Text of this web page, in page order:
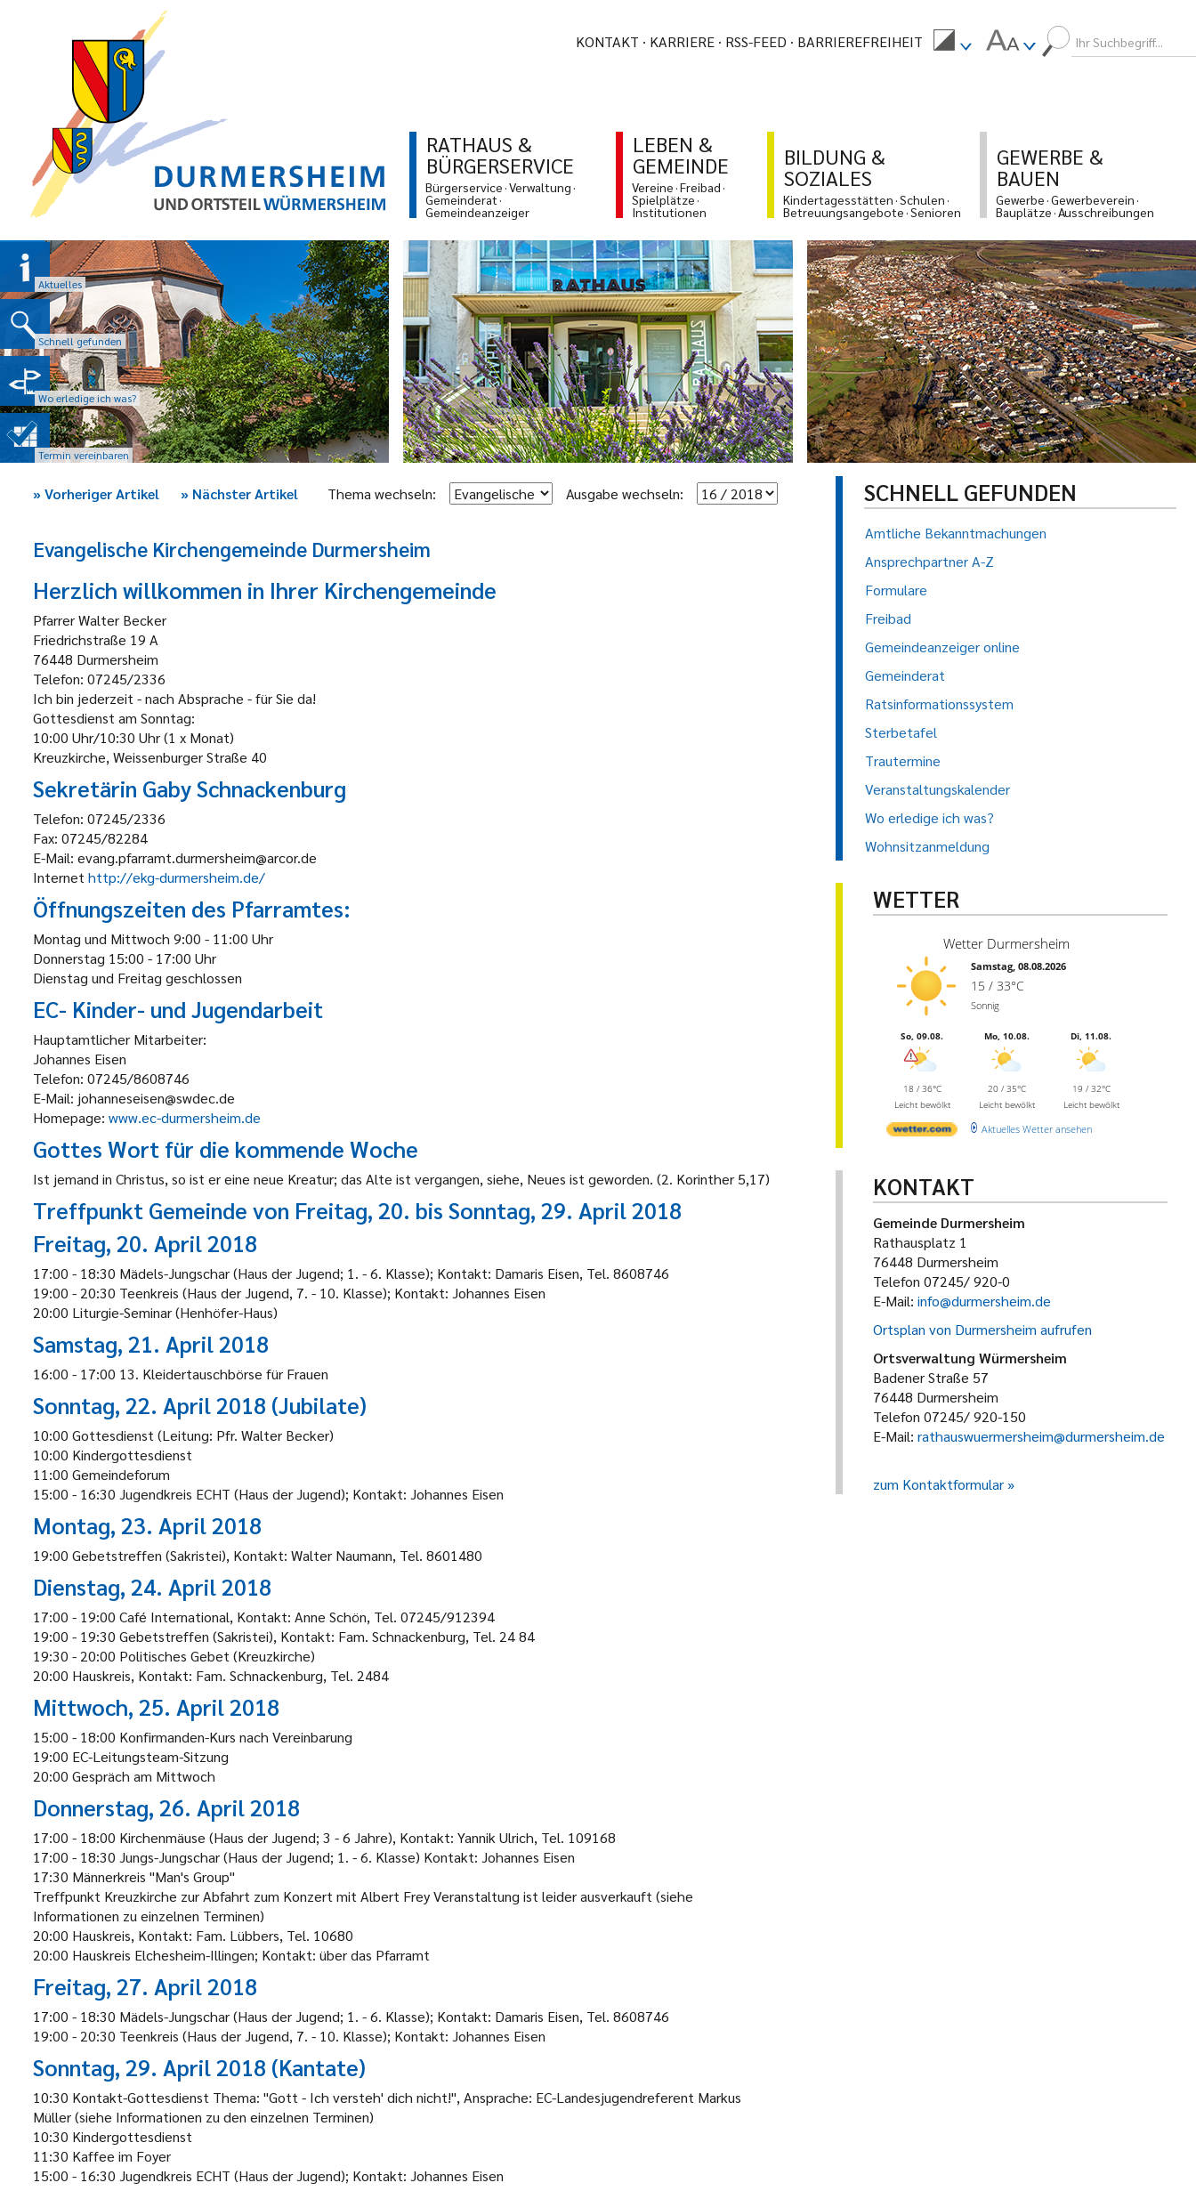
KONTAKT KARRIERE RSS-FEED BARRIEREFREIHEIT
RATHAUS &
BÜRGERSERVICE
Bürgerservice Verwaltung
Gemeinderat
Gemeindeanzeiger
LEBEN &
GEMEINDE
Vereine Freibad
Spielplätze
Institutionen
BILDUNG &
SOZIALES
Kindertagesstätten Schulen
Betreuungsangebote Senioren
GEWERBE &
BAUEN
Gewerbe Gewerbeverein
Bauplätze Ausschreibungen
Aktuelles
Schnell gefunden
Wo erledige ich was?
Termin vereinbaren
»Vorheriger Artikel » Nächster Artikel Thema wechseln: Ausgabe wechseln:
Evangelische Kirchengemeinde Durmersheim
Herzlich willkommen in Ihrer Kirchengemeinde
Pfarrer Walter Becker
Friedrichstraße 19 A
76448 Durmersheim
Telefon: 07245/2336
Ich bin jederzeit - nach Absprache - für Sie da!
Gottesdienst am Sonntag:
10:00 Uhr/10:30 Uhr (1 x Monat)
Kreuzkirche, Weissenburger Straße 40
Sekretärin Gaby Schnackenburg
Telefon: 07245/2336
Fax: 07245/82284
E-Mail: evang.pfarramt.durmersheim@arcor.de
Internet http://ekg-durmersheim.de/
Öffnungszeiten des Pfarramtes:
Montag und Mittwoch 9:00 - 11:00 Uhr
Donnerstag 15:00 - 17:00 Uhr
Dienstag und Freitag geschlossen
EC- Kinder- und Jugendarbeit
Hauptamtlicher Mitarbeiter:
Johannes Eisen
Telefon: 07245/8608746
E-Mail: johanneseisen@swdec.de
Homepage: www.ec-durmersheim.de
Gottes Wort für die kommende Woche
Ist jemand in Christus, so ist er eine neue Kreatur; das Alte ist vergangen, siehe, Neues ist geworden. (2. Korinther 5,17)
Treffpunkt Gemeinde von Freitag, 20. bis Sonntag, 29. April 2018
Freitag, 20. April 2018
17:00 - 18:30 Mädels-Jungschar (Haus der Jugend; 1. - 6. Klasse); Kontakt: Damaris Eisen, Tel. 8608746
19:00 - 20:30 Teenkreis (Haus der Jugend, 7. - 10. Klasse); Kontakt: Johannes Eisen
20:00 Liturgie-Seminar (Henhöfer-Haus)
Samstag, 21. April 2018
16:00 - 17:00 13. Kleidertauschbörse für Frauen
Sonntag, 22. April 2018 (Jubilate)
10:00 Gottesdienst (Leitung: Pfr. Walter Becker)
10:00 Kindergottesdienst
11:00 Gemeindeforum
15:00 - 16:30 Jugendkreis ECHT (Haus der Jugend); Kontakt: Johannes Eisen
Montag, 23. April 2018
19:00 Gebetstreffen (Sakristei), Kontakt: Walter Naumann, Tel. 8601480
Dienstag, 24. April 2018
17:00 - 19:00 Café International, Kontakt: Anne Schön, Tel. 07245/912394
19:00 - 19:30 Gebetstreffen (Sakristei), Kontakt: Fam. Schnackenburg, Tel. 24 84
19:30 - 20:00 Politisches Gebet (Kreuzkirche)
20:00 Hauskreis, Kontakt: Fam. Schnackenburg, Tel. 2484
Mittwoch, 25. April 2018
15:00 - 18:00 Konfirmanden-Kurs nach Vereinbarung
19:00 EC-Leitungsteam-Sitzung
20:00 Gespräch am Mittwoch
Donnerstag, 26. April 2018
17:00 - 18:00 Kirchenmäuse (Haus der Jugend; 3 - 6 Jahre), Kontakt: Yannik Ulrich, Tel. 109168
17:00 - 18:30 Jungs-Jungschar (Haus der Jugend; 1. - 6. Klasse) Kontakt: Johannes Eisen
17:30 Männerkreis "Man's Group"
Treffpunkt Kreuzkirche zur Abfahrt zum Konzert mit Albert Frey Veranstaltung ist leider ausverkauft (siehe
Informationen zu einzelnen Terminen)
20:00 Hauskreis, Kontakt: Fam. Lübbers, Tel. 10680
20:00 Hauskreis Elchesheim-Illingen; Kontakt: über das Pfarramt
Freitag, 27. April 2018
17:00 - 18:30 Mädels-Jungschar (Haus der Jugend; 1. - 6. Klasse); Kontakt: Damaris Eisen, Tel. 8608746
19:00 - 20:30 Teenkreis (Haus der Jugend, 7. - 10. Klasse); Kontakt: Johannes Eisen
Sonntag, 29. April 2018 (Kantate)
10:30 Kontakt-Gottesdienst Thema: "Gott - Ich versteh' dich nicht!", Ansprache: EC-Landesjugendreferent Markus
Müller (siehe Informationen zu den einzelnen Terminen)
10:30 Kindergottesdienst
11:30 Kaffee im Foyer
15:00 - 16:30 Jugendkreis ECHT (Haus der Jugend); Kontakt: Johannes Eisen
SCHNELL GEFUNDEN
Amtliche Bekanntmachungen
Ansprechpartner A-Z
Formulare
Freibad
Gemeindeanzeiger online
Gemeinderat
Ratsinformationssystem
Sterbetafel
Trautermine
Veranstaltungskalender
Wo erledige ich was?
Wohnsitzanmeldung
WETTER
Wetter Durmersheim
Samstag, 08.08.2026
15 / 33°C
Sonnig
So, 09.08.
18 / 36°C
Leicht bewölkt
Mo, 10.08.
20 / 35°C
Leicht bewölkt
Di, 11.08.
19 / 32°C
Leicht bewölkt
Aktuelles Wetter ansehen
KONTAKT
Gemeinde Durmersheim
Rathausplatz 1
76448 Durmersheim
Telefon 07245/ 920-0
E-Mail: info@durmersheim.de
Ortsplan von Durmersheim aufrufen
Ortsverwaltung Würmersheim
Badener Straße 57
76448 Durmersheim
Telefon 07245/ 920-150
E-Mail: rathauswuermersheim@durmersheim.de
zum Kontaktformular